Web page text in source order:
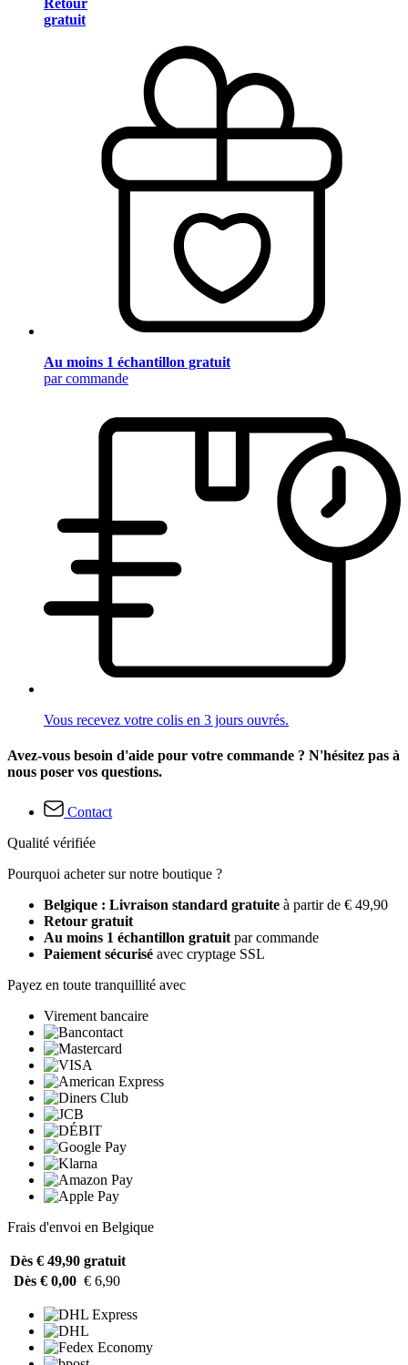
Retour
gratuit
Au moins 1 échantillon gratuit
par commande
Vous recevez votre colis en 3 jours ouvrés.
Avez-vous besoin d'aide pour votre commande ? N'hésitez pas à
nous poser vos questions.
Contact
Qualité vérifiée
Pourquoi acheter sur notre boutique ?
Belgique : Livraison standard gratuite à partir de € 49,90
Retour gratuit
Au moins 1 échantillon gratuit par commande
Paiement sécurisé avec cryptage SSL
Payez en toute tranquillité avec
Virement bancaire
Frais d'envoi en Belgique
Dès € 49,90 gratuit
Dès € 0,00 € 6,90